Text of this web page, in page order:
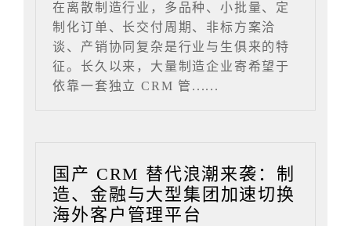
在离散制造行业，多品种、小批量、定
制化订单、长交付周期、非标方案洽
谈、产销协同复杂是行业与生俱来的特
征。长久以来，大量制造企业寄希望于
依靠一套独立 CRM 管......
国产 CRM 替代浪潮来袭：制
造、金融与大型集团加速切换
海外客户管理平台